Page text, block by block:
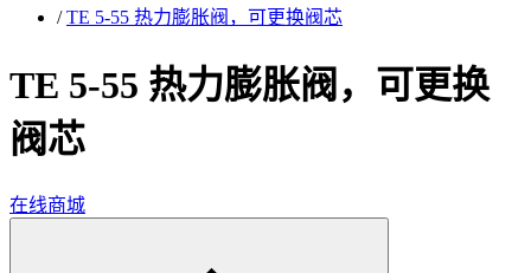
/ TE 5-55 热力膨胀阀，可更换阀芯
TE 5-55 热力膨胀阀，可更换
阀芯
在线商城